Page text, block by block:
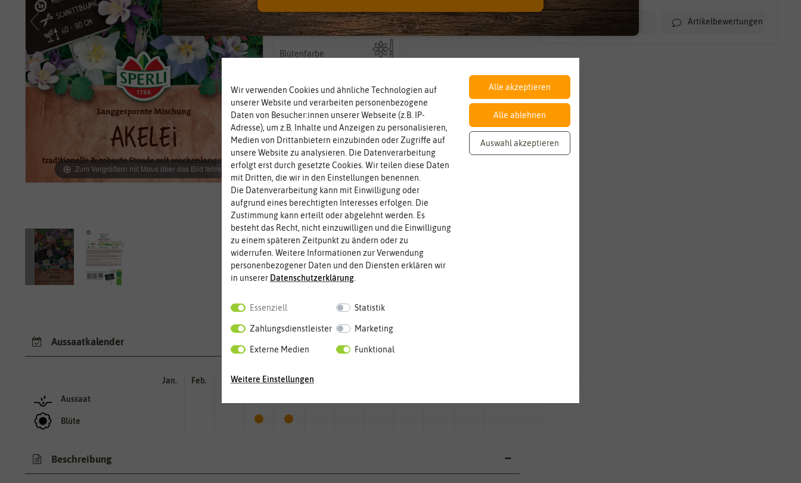
Zum Vergrößern mit Maus über das Bild fahren
Artikelbewertungen
Pflanzen werden kategorisiert in:
Blütenfarbe
auch mehrfarbig sein.
Aussaatkalender
Aussaat
Blüte
Jan. Feb. Mär. Apr. Mai Jun.
Beschreibung
Wir verwenden Cookies und ähnliche Technologien auf
unserer Website und verarbeiten personenbezogene
Daten von Besucher:innen unserer Webseite (z.B. IP-
Adresse), um z.B. Inhalte und Anzeigen zu personalisieren,
Medien von Drittanbietern einzubinden oder Zugriffe auf
unsere Website zu analysieren. Die Datenverarbeitung
erfolgt erst durch gesetzte Cookies. Wir teilen diese Daten
mit Dritten, die wir in den Einstellungen benennen.
Die Datenverarbeitung kann mit Einwilligung oder
aufgrund eines berechtigten Interesses erfolgen. Die
Zustimmung kann erteilt oder abgelehnt werden. Es
besteht das Recht, nicht einzuwilligen und die Einwilligung
zu einem späteren Zeitpunkt zu ändern oder zu
widerrufen. Weitere Informationen zur Verwendung
personenbezogener Daten und den Diensten erklären wir
in unserer Daten­schutz­erklärung
Essenziell Statistik
Zahlungsdienstleister Marketing
Externe Medien Funktional
Weitere Einstellungen
Alle akzeptieren
Alle ablehnen
Auswahl akzeptieren